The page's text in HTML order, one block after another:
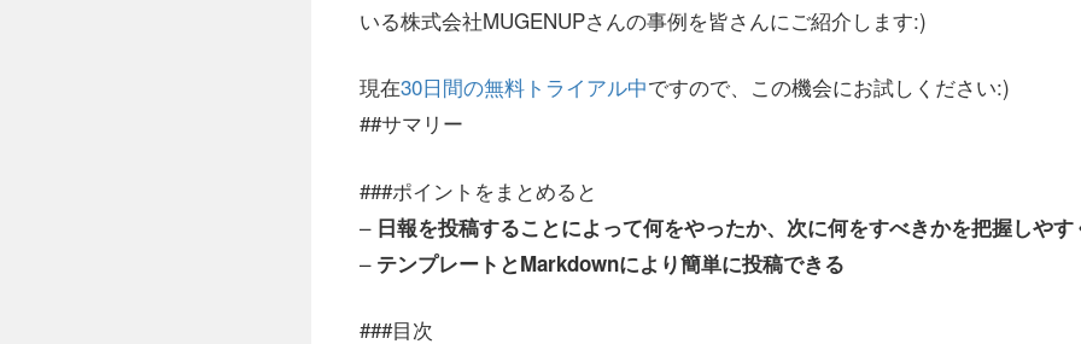
いる株式会社MUGENUPさんの事例を皆さんにご紹介します:)
現在30日間の無料トライアル中ですので、この機会にお試しください:)
##サマリー
###ポイントをまとめると
– 日報を投稿することによって何をやったか、次に何をすべきかを把握しやす
– テンプレートとMarkdownにより簡単に投稿できる
###目次